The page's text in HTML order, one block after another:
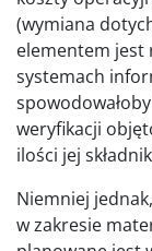
(wymiana
elementem jest
systemach
weryfikacji
ilości jej
Niemniej
w zakresie